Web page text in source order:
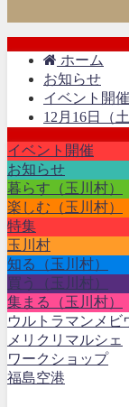
ホーム
お知らせ
イベント開催
12月16日（
イベント開催
お知らせ
暮らす（玉川村）
楽しむ（玉川村）
特集
玉川村
知る（玉川村）
買う（玉川村）
集まる（玉川村）
ウルトラマンメビ
メリクリマルシェ
ワークショップ
福島空港